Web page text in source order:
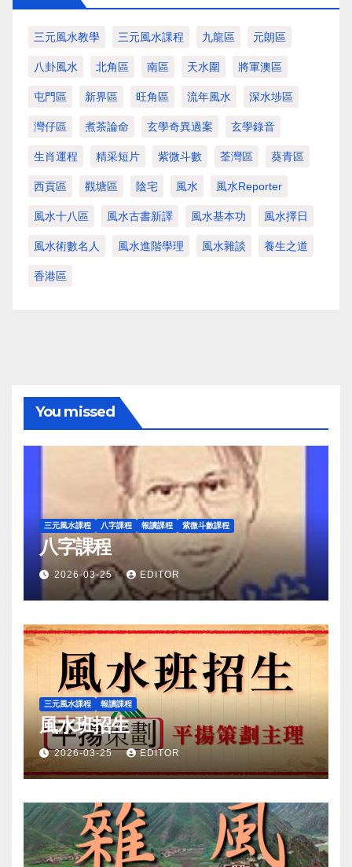
三元風水教學 三元風水課程 九龍區 元朗區
八卦風水 北角區 南區 天水圍 將軍澳區
屯門區 新界區 旺角區 流年風水 深水埗區
灣仔區 煮茶論命 玄學奇異過案 玄學錄音
生肖運程 精采短片 紫微斗數 荃灣區 葵青區
西貢區 觀塘區 陰宅 風水 風水Reporter
風水十八區 風水古書新譯 風水基本功 風水擇日
風水術數名人 風水進階學理 風水雜談 養生之道
香港區
You missed
三元風水課程 八字課程 報讀課程 紫微斗數課程
八字課程
2026-03-25 EDITOR
三元風水課程 報讀課程
風水班招生
2026-03-25 EDITOR